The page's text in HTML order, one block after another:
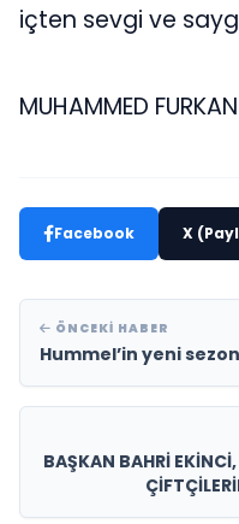
içten sevgi ve
MUHAMMED
Facebook X
ÖNCEKI HABER
Hummel’in yeni
BAŞKAN BAHRİ